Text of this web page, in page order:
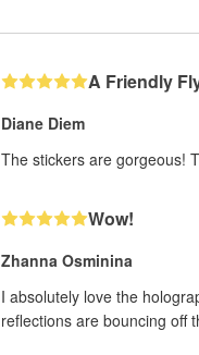
A Friendly
Diane Diem
The stickers are gorgeous!
Wow!
Zhanna Osminina
I absolutely love the
reflections are bouncing off